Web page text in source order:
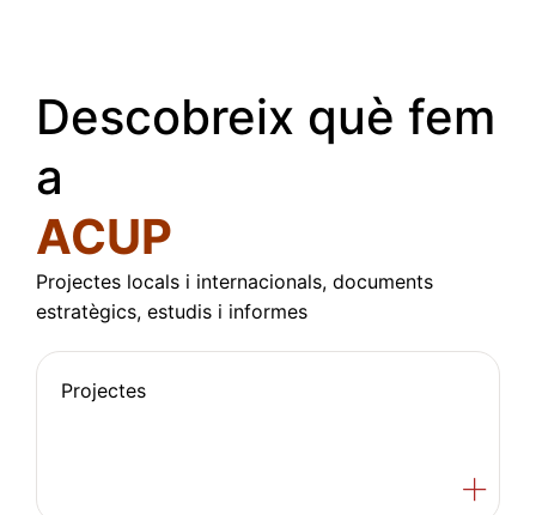
Descobreix què fem
a
ACUP
Projectes locals i internacionals, documents
estratègics, estudis i informes
Projectes